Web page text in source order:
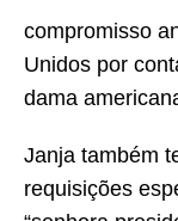
compromisso
Unidos por
dama
Janja também
requisições